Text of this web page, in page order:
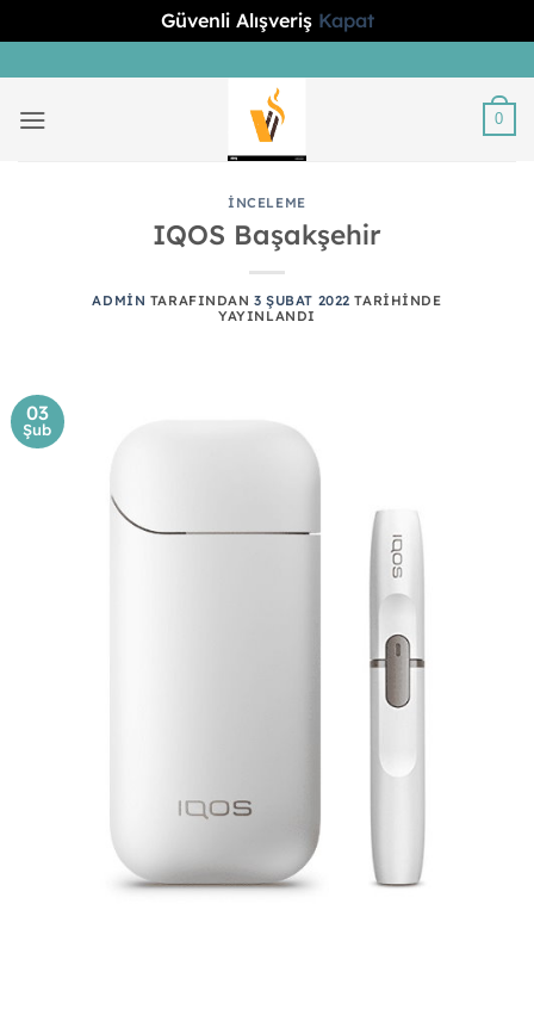
Güvenli Alışveriş Kapat
atla
0
İNCELEME
IQOS Başakşehir
ADMIN TARAFINDAN 3 ŞUBAT 2022 TARIHINDE
YAYINLANDI
03
Şub